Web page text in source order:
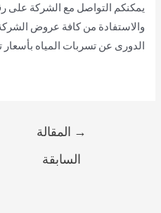
يمكنكم التواصل مع الشركة على
والاستفادة من كافة عروض
الدورى عن تسربات المياه بأسعار
→ المقالة
السابقة